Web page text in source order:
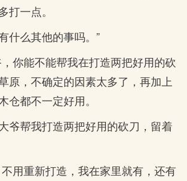
打一点。
什么其他的事吗。”
你能不能帮我在打造两把好用的砍
原，不确定的因素太多了，再加上
仓都不一定好用。
爷帮我打造两把好用的砍刀，留着
用重新打造，我在家里就有，还有